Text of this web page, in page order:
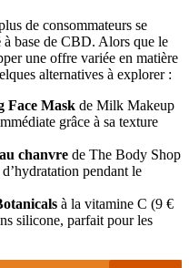
de consommateurs se
à base de CBD. Alors que le
une offre variée en matière
alternatives à explorer :
Face Mask de Milk Makeup
grâce à sa texture
chanvre de The Body Shop
pendant le
à la vitamine C (9 €
silicone, parfait pour les